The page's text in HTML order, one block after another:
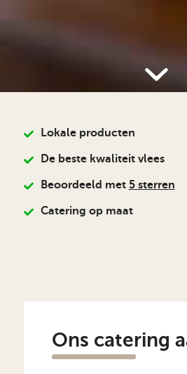
Lokale producten
De beste kwaliteit vlees
Beoordeeld met 5 sterren
Catering op maat
Ons catering